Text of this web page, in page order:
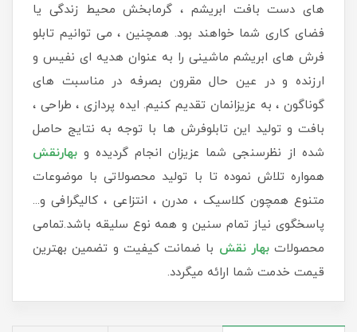
های دست بافت ابریشم ، گرمابخش محیط زندگی یا
فضای کاری شما خواهند بود. همچنین ، می توانیم تابلو
فرش های ابریشم ماشینی را به عنوان هدیه ای نفیس و
ارزنده و در عین حال مقرون بصرفه در مناسبت های
گوناگون ، به عزیزانمان تقدیم کنیم. ایده پردازی ، طراحی ،
بافت و تولید این تابلوفرش ها با توجه به نتایج حاصل
شده از نظرسنجی شما عزیزان انجام گردیده و بهارنقش
همواره تلاش نموده تا با تولید محصولاتی با موضوعات
متنوع همچون کلاسیک ، مدرن ، انتزاعی ، کالیگرافی و...
پاسخگوی نیاز تمام سنین و همه نوع سلیقه باشد.تمامی
محصولاتبهار نقش با ضمانت کیفیت و تضمین بهترین
قیمت خدمت شما ارائه میگردد.